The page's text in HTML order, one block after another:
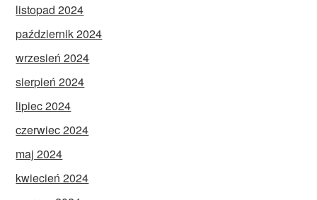
listopad 2024
październik 2024
wrzesień 2024
sierpień 2024
lipiec 2024
czerwiec 2024
maj 2024
kwiecień 2024